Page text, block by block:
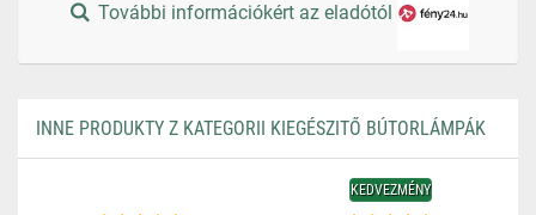
További információkért az eladótól
INNE PRODUKTY Z KATEGORII KIEGÉSZITŐ BÚTORLÁMPÁK
KEDVEZMÉNY